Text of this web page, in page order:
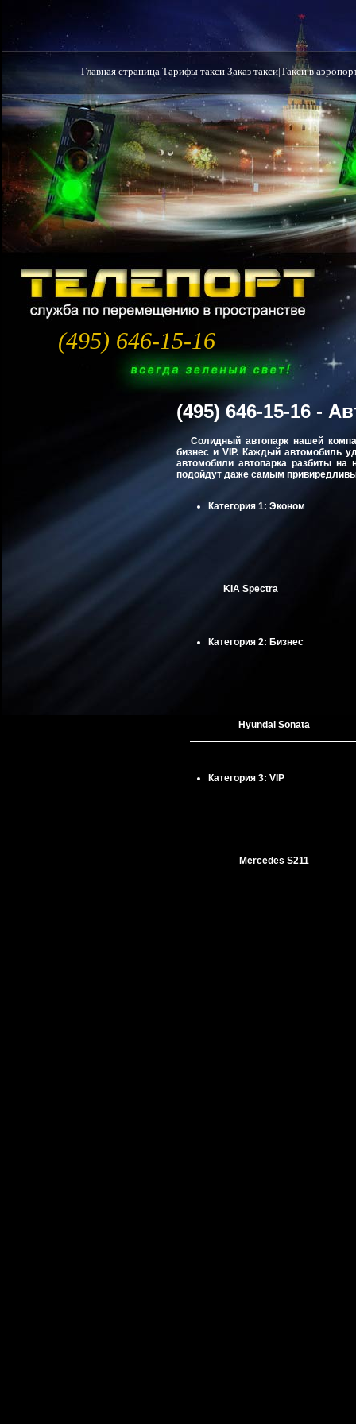
Главная страница|Тарифы такси|Заказ такси|Такси в
(495) 646-15-16
(495) 646-15-16 -
Солидный автопарк нашей
бизнес и VIP. Каждый автомобиль
автомобили автопарка разбиты на
подойдут даже самым
Категория 1: Эконом
KIA Spectra
Категория 2: Бизнес
Hyundai Sonata
Категория 3: VIP
Mercedes S211